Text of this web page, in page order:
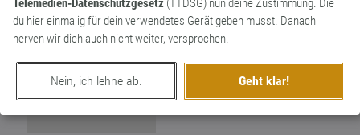
Telemedien-Datenschutzgesetz (TTDSG) nun deine Zustimmung. Die
du hier einmalig für dein verwendetes Gerät geben musst. Danach
nerven wir dich auch nicht weiter, versprochen.
Nein, ich lehne ab. Geht klar!